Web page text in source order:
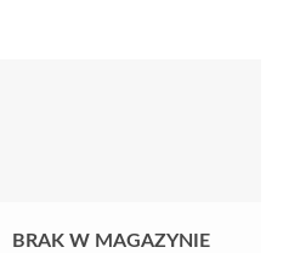
BRAK W MAGAZYNIE